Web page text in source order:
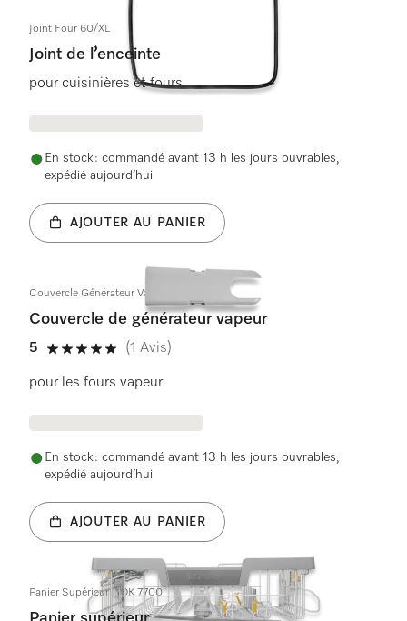
Joint Four 60/XL
Joint de l’enceinte
pour cuisinières et fours
En stock : commandé avant 13 h les jours ouvrables,
expédié aujourd’hui
AJOUTER AU PANIER
Couvercle Générateur Vapeur
Couvercle de générateur vapeur
5
5 étoiles sur 5
(1 Avis)
pour les fours vapeur
En stock : commandé avant 13 h les jours ouvrables,
expédié aujourd’hui
AJOUTER AU PANIER
Panier Supérieur GOK 7700